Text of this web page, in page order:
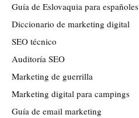
Guía de Eslovaquia para españoles
Diccionario de marketing digital
SEO técnico
Auditoría SEO
Marketing de guerrilla
Marketing digital para campings
Guía de email marketing